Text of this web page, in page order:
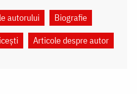
autorului
Biografie
Articole despre autor